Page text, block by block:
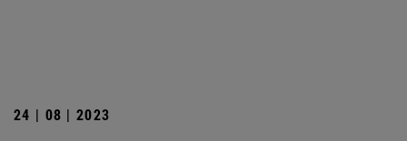
24 | 08 | 2023